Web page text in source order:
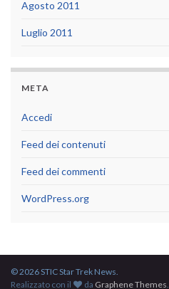
Agosto 2011
Luglio 2011
META
Accedi
Feed dei contenuti
Feed dei commenti
WordPress.org
© 2026 STIC Star Trek News.
Realizzato con il
da Graphene Themes.